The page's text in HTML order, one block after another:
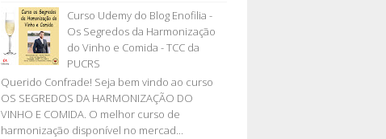
Curso Udemy do Blog Enofilia -
Os Segredos da Harmonização
do Vinho e Comida - TCC da
PUCRS
Querido Confrade! Seja bem vindo ao curso
OS SEGREDOS DA HARMONIZAÇÃO DO
VINHO E COMIDA. O melhor curso de
harmonização disponível no mercad...